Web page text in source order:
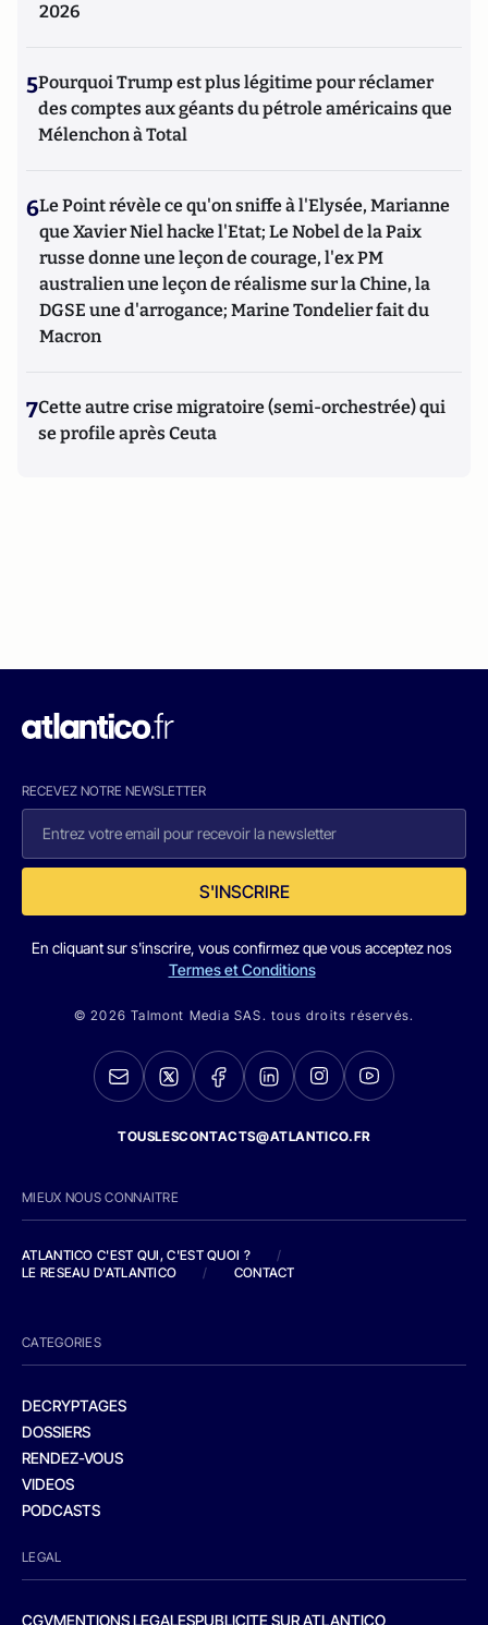
2026
5Pourquoi Trump est plus légitime pour réclamer
des comptes aux géants du pétrole américains que
Mélenchon à Total
6Le Point révèle ce qu'on sniffe à l'Elysée, Marianne
que Xavier Niel hacke l'Etat; Le Nobel de la Paix
russe donne une leçon de courage, l'ex PM
australien une leçon de réalisme sur la Chine, la
DGSE une d'arrogance; Marine Tondelier fait du
Macron
7Cette autre crise migratoire (semi-orchestrée) qui
se profile après Ceuta
RECEVEZ NOTRE NEWSLETTER
S'INSCRIRE
En cliquant sur s'inscrire, vous confirmez que vous acceptez nos
Termes et Conditions
© 2026 Talmont Media SAS. tous droits réservés.
TOUSLESCONTACTS@ATLANTICO.FR
MIEUX NOUS CONNAITRE
ATLANTICO C'EST QUI, C'EST QUOI ?
/
LE RESEAU D'ATLANTICO
/ CONTACT
CATEGORIES
DECRYPTAGES
DOSSIERS
RENDEZ-VOUS
VIDEOS
PODCASTS
LEGAL
CGVMENTIONS LEGALESPUBLICITE SUR ATLANTICO